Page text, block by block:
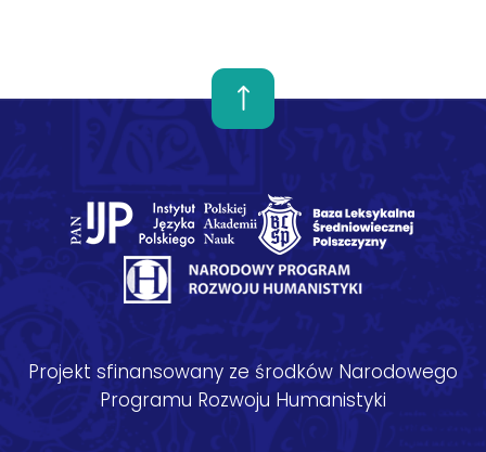
Projekt sfinansowany ze środków Narodowego
Programu Rozwoju Humanistyki